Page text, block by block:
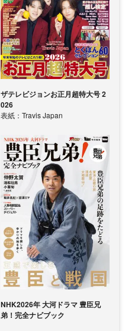
ザテレビジョンお正月超特大号 2
026
表紙：Travis Japan
NHK2026年 大河ドラマ 豊臣兄
弟！完全ナビブック